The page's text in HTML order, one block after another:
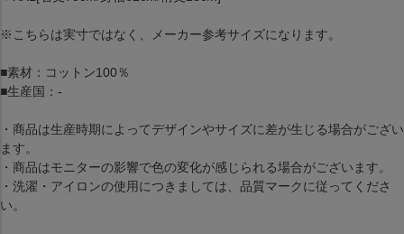
※こちらは実寸ではなく、メーカー参考サイズになります。
■素材：コットン100％
■生産国：-
・商品は生産時期によってデザインやサイズに差が生じる場合がござい
ます。
・商品はモニターの影響で色の変化が感じられる場合がございます。
・洗濯・アイロンの使用につきましては、品質マークに従ってくださ
い。